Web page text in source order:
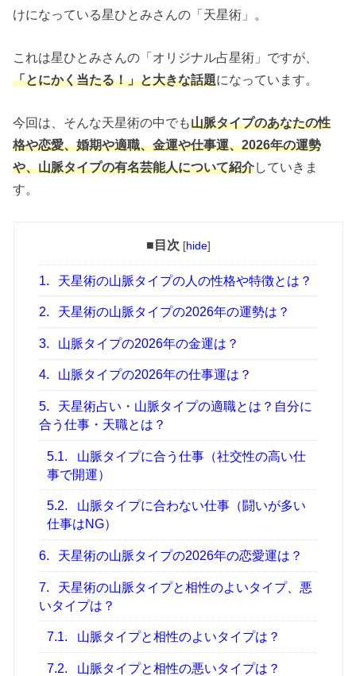
けになっている星ひとみさんの「天星術」。
これは星ひとみさんの「オリジナル占星術」ですが、
「とにかく当たる！」と大きな話題になっています。
今回は、そんな天星術の中でも山脈タイプのあなたの性
格や恋愛、婚期や適職、金運や仕事運、2026年の運勢
や、山脈タイプの有名芸能人について紹介していきま
す。
■目次 [hide]
1. 天星術の山脈タイプの人の性格や特徴とは？
2. 天星術の山脈タイプの2026年の運勢は？
3. 山脈タイプの2026年の金運は？
4. 山脈タイプの2026年の仕事運は？
5.
天星術占い・山脈タイプの適職とは？自分に
合う仕事・天職とは？
5.1.
山脈タイプに合う仕事（社交性の高い仕
事で開運）
5.2.
山脈タイプに合わない仕事（闘いが多い
仕事はNG）
6. 天星術の山脈タイプの2026年の恋愛運は？
7.
天星術の山脈タイプと相性のよいタイプ、悪
いタイプは？
7.1. 山脈タイプと相性のよいタイプは？
7.2. 山脈タイプと相性の悪いタイプは？